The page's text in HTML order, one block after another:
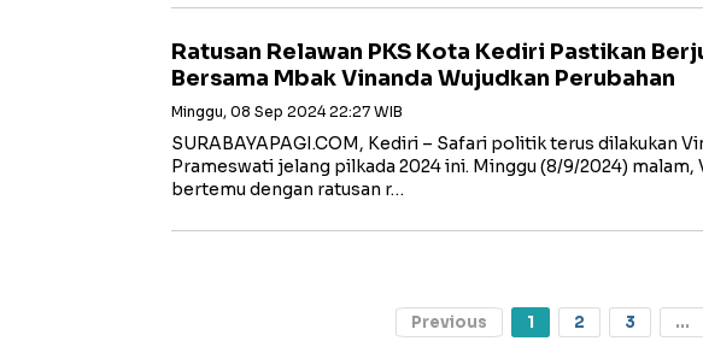
Ratusan Relawan PKS Kota Kediri Pastikan
Bersama Mbak Vinanda Wujudkan Perubahan
Minggu, 08 Sep 2024 22:27 WIB
SURABAYAPAGI.COM, Kediri – Safari politik terus dilakukan
Prameswati jelang pilkada 2024 ini. Minggu (8/9/2024) malam,
bertemu dengan ratusan r…
Previous 1 2 3 ...